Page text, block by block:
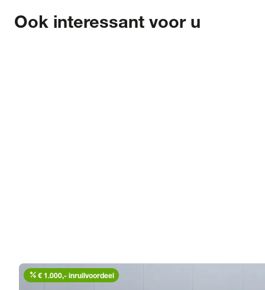
Ook interessant voor u
percent € 1.000,- inruilvoordeel